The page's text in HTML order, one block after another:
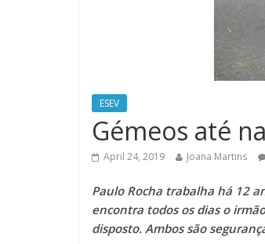
ESEV
Gémeos até
April 24, 2019 Joana Martins
Paulo Rocha trabalha há 12
encontra todos os dias o
disposto. Ambos são